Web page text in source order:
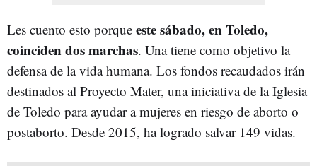
Les cuento esto porque este sábado, en Toledo,
coinciden dos marchas. Una tiene como objetivo la
defensa de la vida humana. Los fondos recaudados irán
destinados al Proyecto Mater, una iniciativa de la Iglesia
de Toledo para ayudar a mujeres en riesgo de aborto o
postaborto. Desde 2015, ha logrado salvar 149 vidas.